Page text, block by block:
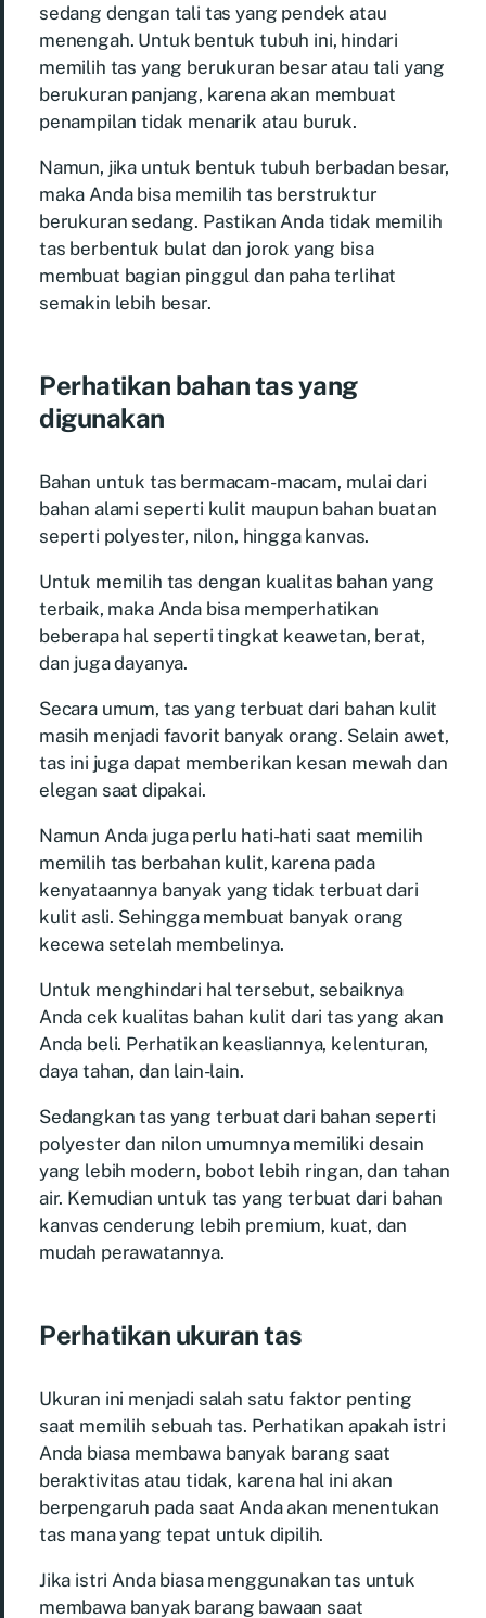
sedang dengan tali tas yang pendek atau
menengah. Untuk bentuk tubuh ini, hindari
memilih tas yang berukuran besar atau tali yang
berukuran panjang, karena akan membuat
penampilan tidak menarik atau buruk.
Namun, jika untuk bentuk tubuh berbadan besar,
maka Anda bisa memilih tas berstruktur
berukuran sedang. Pastikan Anda tidak memilih
tas berbentuk bulat dan jorok yang bisa
membuat bagian pinggul dan paha terlihat
semakin lebih besar.
Perhatikan bahan tas yang
digunakan
Bahan untuk tas bermacam-macam, mulai dari
bahan alami seperti kulit maupun bahan buatan
seperti polyester, nilon, hingga kanvas.
Untuk memilih tas dengan kualitas bahan yang
terbaik, maka Anda bisa memperhatikan
beberapa hal seperti tingkat keawetan, berat,
dan juga dayanya.
Secara umum, tas yang terbuat dari bahan kulit
masih menjadi favorit banyak orang. Selain awet,
tas ini juga dapat memberikan kesan mewah dan
elegan saat dipakai.
Namun Anda juga perlu hati-hati saat memilih
memilih tas berbahan kulit, karena pada
kenyataannya banyak yang tidak terbuat dari
kulit asli. Sehingga membuat banyak orang
kecewa setelah membelinya.
Untuk menghindari hal tersebut, sebaiknya
Anda cek kualitas bahan kulit dari tas yang akan
Anda beli. Perhatikan keasliannya, kelenturan,
daya tahan, dan lain-lain.
Sedangkan tas yang terbuat dari bahan seperti
polyester dan nilon umumnya memiliki desain
yang lebih modern, bobot lebih ringan, dan tahan
air. Kemudian untuk tas yang terbuat dari bahan
kanvas cenderung lebih premium, kuat, dan
mudah perawatannya.
Perhatikan ukuran tas
Ukuran ini menjadi salah satu faktor penting
saat memilih sebuah tas. Perhatikan apakah istri
Anda biasa membawa banyak barang saat
beraktivitas atau tidak, karena hal ini akan
berpengaruh pada saat Anda akan menentukan
tas mana yang tepat untuk dipilih.
Jika istri Anda biasa menggunakan tas untuk
membawa banyak barang bawaan saat